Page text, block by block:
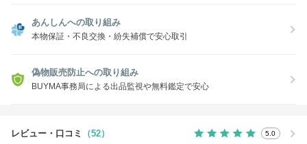
あんしんへの取り組み
本物保証・不良交換・紛失補償で安心取引
偽物販売防止への取り組み
BUYMA事務局による出品監視や無料鑑定で安心
レビュー・口コミ （52） 5.0